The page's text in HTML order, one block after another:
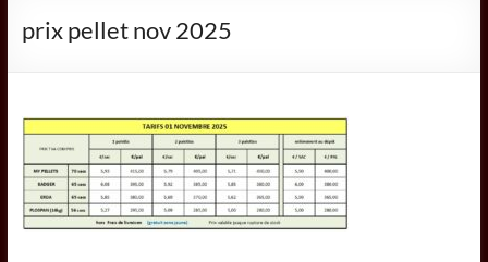
dans
des
combustibles
prix pellet nov 2025